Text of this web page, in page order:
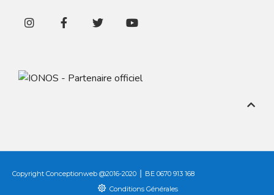
Copyright Conceptionweb @2016-2020 ⎪ BE 0670 913 168
Conditions Générales